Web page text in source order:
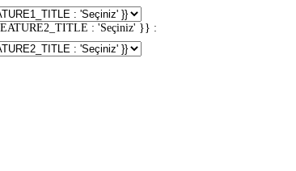
: 'Seçiniz' }} :